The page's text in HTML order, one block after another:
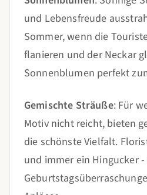
und Lebensfreude
Sommer, wenn die
flanieren und der Neckar
Sonnenblumen perfekt
Gemischte Sträuße: Für
Motiv nicht reicht, bieten
die schönste Vielfalt.
und immer ein Hingucker